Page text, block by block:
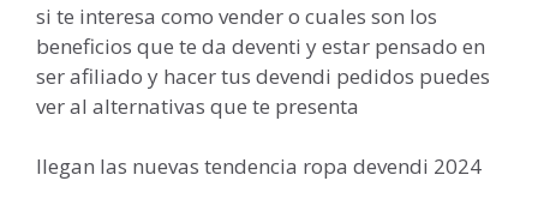
si te interesa como vender o cuales son los
beneficios que te da deventi y estar pensado en
ser afiliado y hacer tus devendi pedidos puedes
ver al alternativas que te presenta
llegan las nuevas tendencia ropa devendi 2024